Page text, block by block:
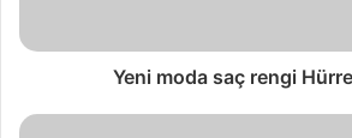
Yeni moda saç rengi